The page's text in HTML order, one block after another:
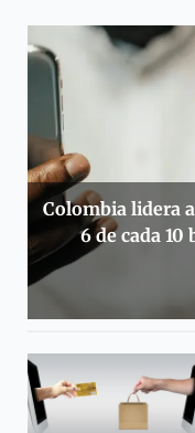
Colombia lidera
6 de cada 10